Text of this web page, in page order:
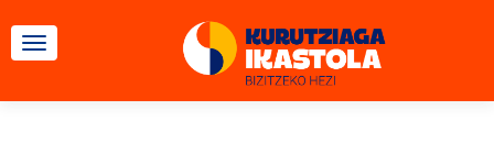
CAMBIAR NAVEGACIÓN